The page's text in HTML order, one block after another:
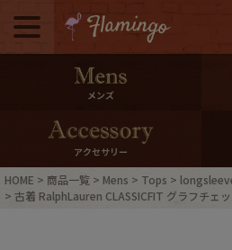
メニュー
500pt＆10
10％0ffク
ログイン・会員登録
メンズ
アクセサリー
HOME 商品一覧 Mens Tops
古着 RalphLauren CLASSICFIT グラフチェ